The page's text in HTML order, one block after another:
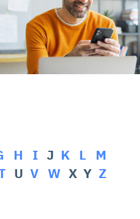
(TI)
H I J K L
M
U V W X Y Z